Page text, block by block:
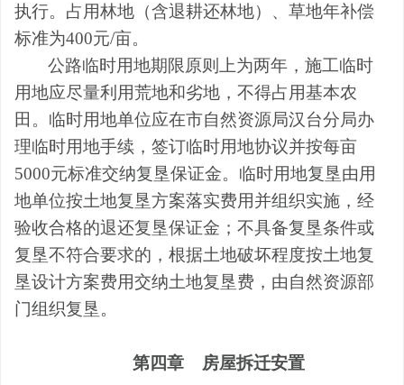
执行。占用林地（含退耕还林地）、草地年补偿
标准为400元/亩。
公路临时用地期限原则上为两年，施工临时
用地应尽量利用荒地和劣地，不得占用基本农
田。临时用地单位应在市自然资源局汉台分局办
理临时用地手续，签订临时用地协议并按每亩
5000元标准交纳复垦保证金。临时用地复垦由用
地单位按土地复垦方案落实费用并组织实施，经
验收合格的退还复垦保证金；不具备复垦条件或
复垦不符合要求的，根据土地破坏程度按土地复
垦设计方案费用交纳土地复垦费，由自然资源部
门组织复垦。
第四章 房屋拆迁安置